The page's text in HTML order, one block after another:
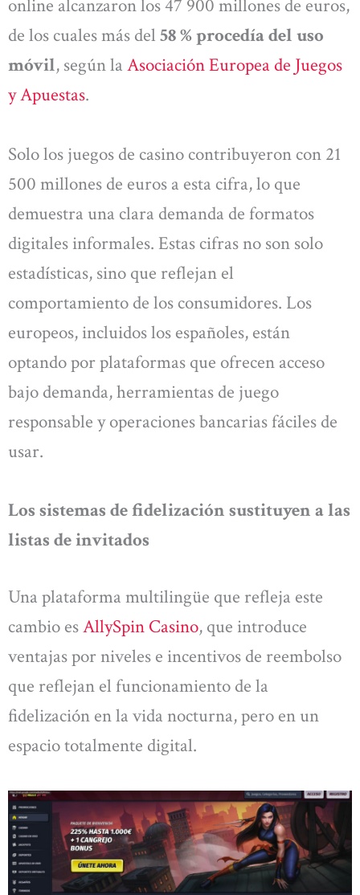
online alcanzaron los 47 900 millones de euros,
de los cuales más del 58 % procedía del uso
móvil, según la Asociación Europea de Juegos
y Apuestas.
Solo los juegos de casino contribuyeron con 21
500 millones de euros a esta cifra, lo que
demuestra una clara demanda de formatos
digitales informales. Estas cifras no son solo
estadísticas, sino que reflejan el
comportamiento de los consumidores. Los
europeos, incluidos los españoles, están
optando por plataformas que ofrecen acceso
bajo demanda, herramientas de juego
responsable y operaciones bancarias fáciles de
usar.
Los sistemas de fidelización sustituyen a las
listas de invitados
Una plataforma multilingüe que refleja este
cambio esAllySpin Casino, que introduce
ventajas por niveles e incentivos de reembolso
que reflejan el funcionamiento de la
fidelización en la vida nocturna, pero en un
espacio totalmente digital.